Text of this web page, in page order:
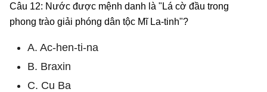
Câu 12: Nước được mệnh danh là "Lá cờ đầu trong
phong trào giải phóng dân tộc Mĩ La-tinh"?
A. Ac-hen-ti-na
B. Braxin
C. Cu Ba